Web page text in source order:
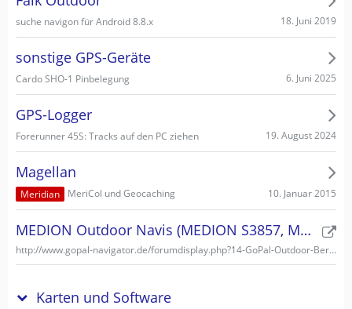
suche navigon für Android 8.8.x 18. Juni 2019
sonstige GPS-Geräte
Cardo SHO-1 Pinbelegung 6. Juni 2025
GPS-Logger
Forerunner 45S: Tracks auf den PC ziehen 19. August 2024
Magellan
Meridian MeriCol und Geocaching 10. Januar 2015
MEDION Outdoor Navis (MEDION S3857, MEDION S3747)
http://www.gopal-navigator.de/forumdisplay.php?14-GoPal-Outdoor-Bereich
Karten und Software